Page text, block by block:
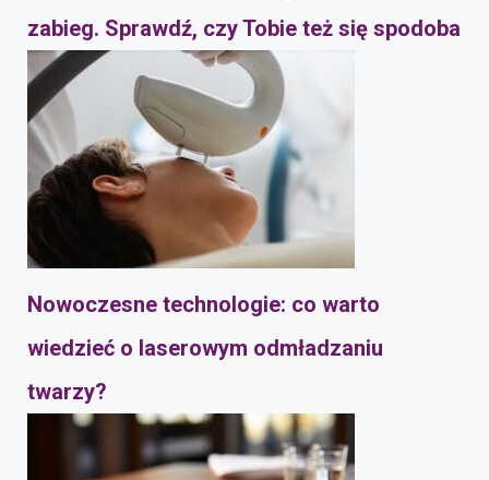
zabieg. Sprawdź, czy Tobie też się spodoba
Nowoczesne technologie: co warto
wiedzieć o laserowym odmładzaniu
twarzy?